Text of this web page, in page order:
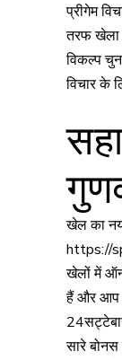
प्रीगेम
तरफ खेला
विकल्प
विचार के
खेल का
https://
खेलों में
हैं और आप
सारे